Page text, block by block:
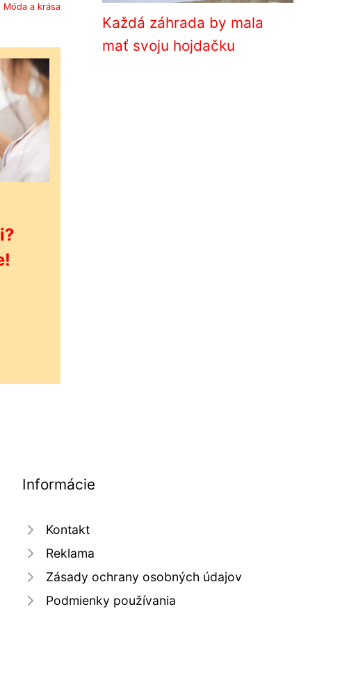
Móda a krása
Každá záhrada by mala
mať svoju hojdačku
Informácie
Kontakt
Reklama
Zásady ochrany osobných údajov
Podmienky používania